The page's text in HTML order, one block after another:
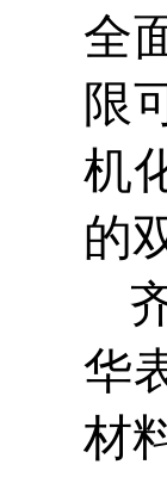
全
限
机
的
华
材